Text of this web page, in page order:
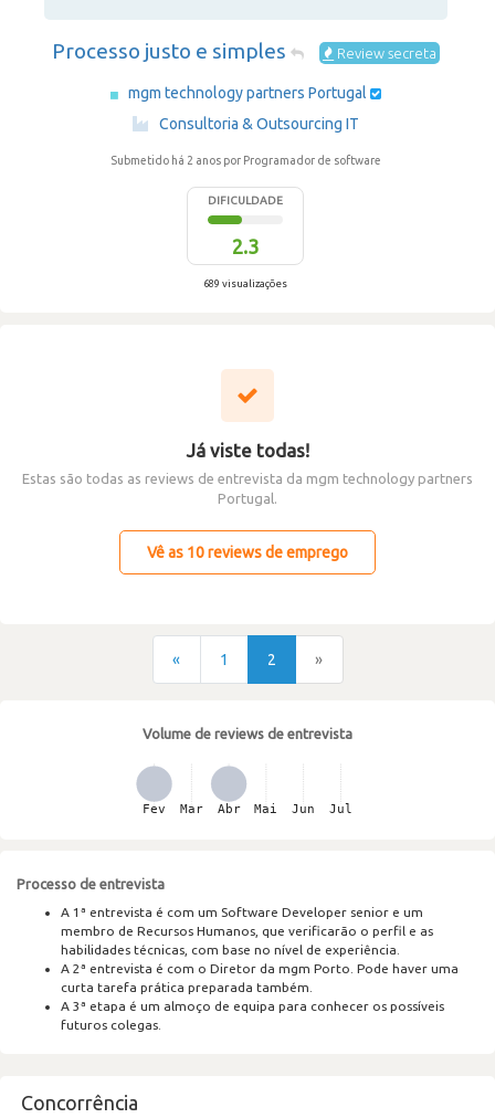
Processo justo e simples Review secreta
mgm technology partners Portugal
·
Consultoria & Outsourcing IT
Submetido há 2 anos por Programador de software
DIFICULDADE
2.3
689 visualizações
Já viste todas!
Estas são todas as reviews de entrevista da mgm technology partners
Portugal.
Vê as 10 reviews de emprego
« 1 2 »
Volume de reviews de entrevista
Processo de entrevista
A 1ª entrevista é com um Software Developer senior e um
membro de Recursos Humanos, que verificarão o perfil e as
habilidades técnicas, com base no nível de experiência.
A 2ª entrevista é com o Diretor da mgm Porto. Pode haver uma
curta tarefa prática preparada também.
A 3ª etapa é um almoço de equipa para conhecer os possíveis
futuros colegas.
Concorrência